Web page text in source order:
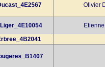
Olivier